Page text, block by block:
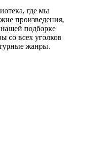
где мы
произведения,
подборке
со всех уголков
жанры.